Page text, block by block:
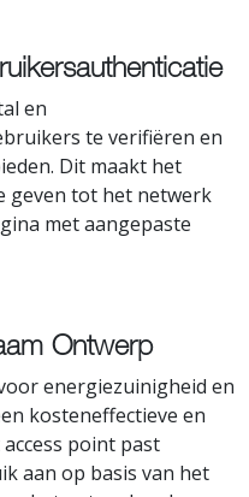
en
te verifiëren en
Dit maakt het
geven tot het netwerk
met aangepaste
Ontwerp
energiezuinigheid en
kosteneffectieve en
point past
aan op basis van het